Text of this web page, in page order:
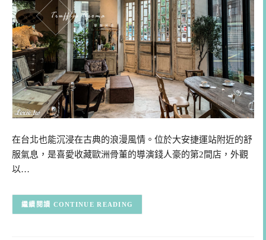
在台北也能沉浸在古典的浪漫風情。位於大安捷運站附近的舒
服氣息，是喜愛收藏歐洲骨董的導演錢人豪的第2間店，外觀
以…
CONTINUE READING